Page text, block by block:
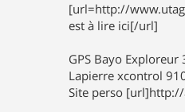
[url=http://
est à lire ici[/url]
GPS Bayo Exploreur
Lapierre xcontrol
Site perso